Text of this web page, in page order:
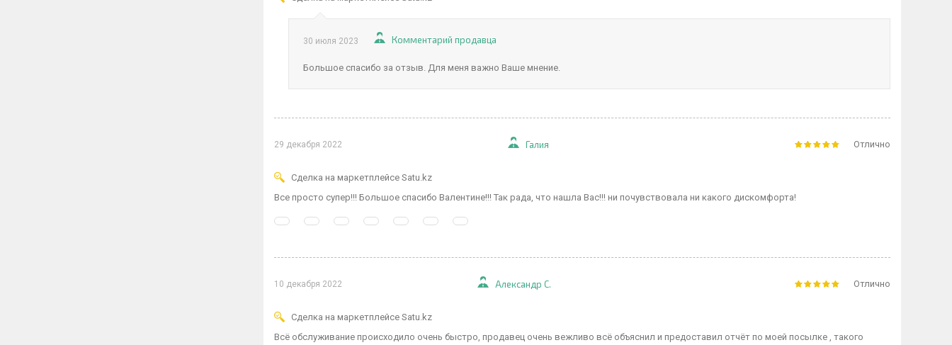
30 июля 2023 Комментарий продавца
Большое спасибо за отзыв. Для меня важно Ваше мнение.
29 декабря 2022 Галия Отлично
Сделка на маркетплейсе Satu.kz
Все просто супер!!! Большое спасибо Валентине!!! Так рада, что нашла Вас!!! ни почувствовала ни какого дискомфорта!
10 декабря 2022 Александр С. Отлично
Сделка на маркетплейсе Satu.kz
Всё обслуживание происходило очень быстро, продавец очень вежливо всё объяснил и предоставил отчёт по моей посылке , такого